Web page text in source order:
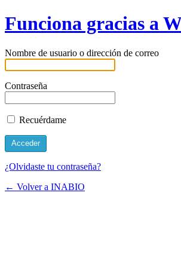
Funciona gracias a
Nombre de usuario o dirección de correo
Contraseña
Recuérdame
¿Olvidaste tu contraseña?
← Volver a INABIO